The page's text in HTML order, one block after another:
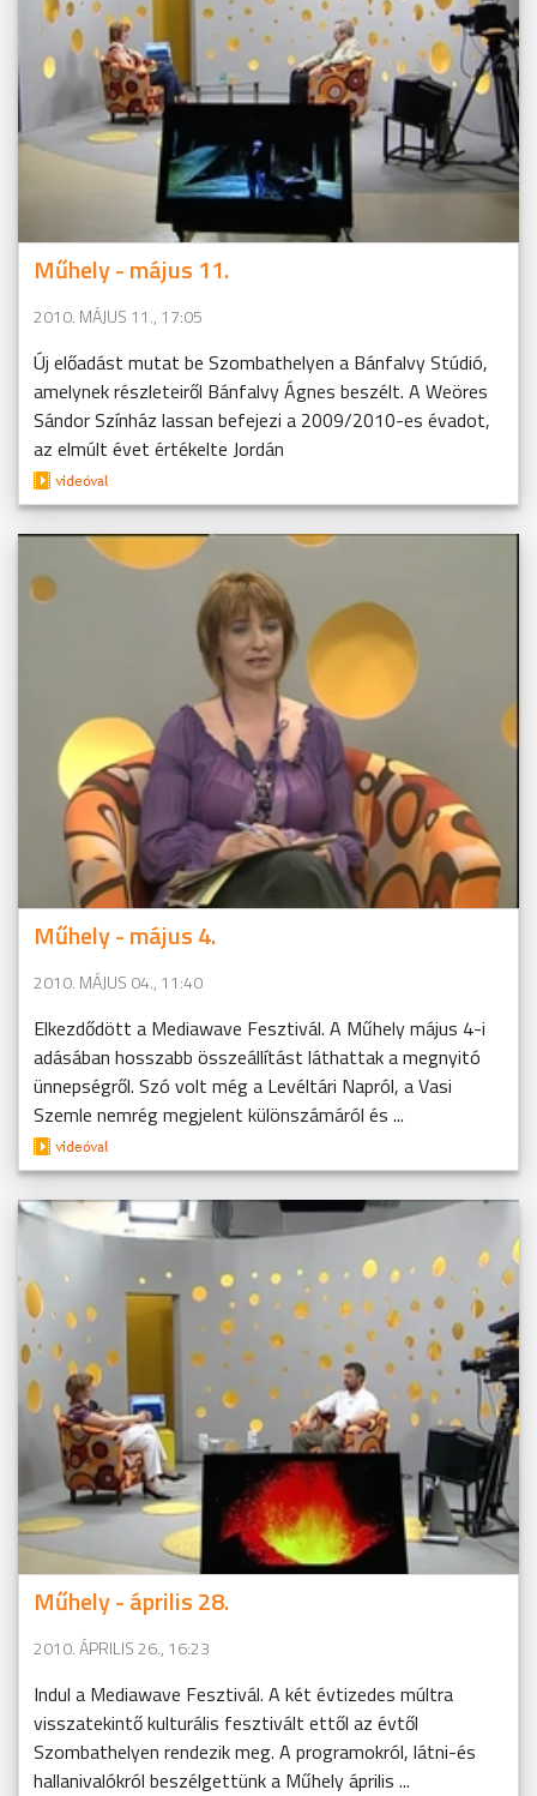
Műhely - május 11.
2010. MÁJUS 11., 17:05
Új előadást mutat be Szombathelyen a Bánfalvy Stúdió,
amelynek részleteiről Bánfalvy Ágnes beszélt. A Weöres
Sándor Színház lassan befejezi a 2009/2010-es évadot,
az elmúlt évet értékelte Jordán
Műhely - május 4.
2010. MÁJUS 04., 11:40
Elkezdődött a Mediawave Fesztivál. A Műhely május 4-i
adásában hosszabb összeállítást láthattak a megnyitó
ünnepségről. Szó volt még a Levéltári Napról, a Vasi
Szemle nemrég megjelent különszámáról és ...
Műhely - április 28.
2010. ÁPRILIS 26., 16:23
Indul a Mediawave Fesztivál. A két évtizedes múltra
visszatekintő kulturális fesztivált ettől az évtől
Szombathelyen rendezik meg. A programokról, látni-és
hallanivalókról beszélgettünk a Műhely április ...